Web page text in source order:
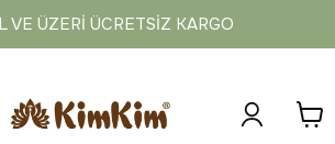
VE ÜZERI ÜCRETSIZ KARGO